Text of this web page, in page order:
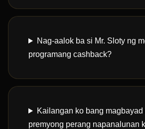
Nag-aalok ba si Mr. Sloty ng
programang cashback?
Kailangan ko bang
premyong perang napanalunan